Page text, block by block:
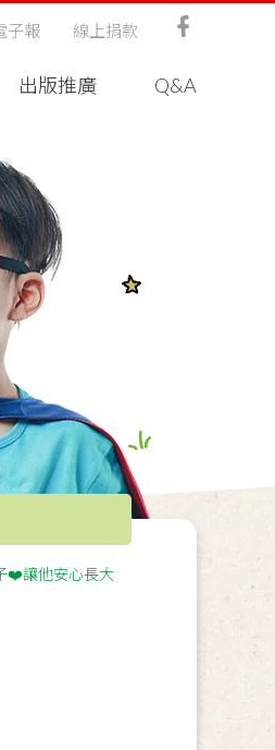
出版推廣 Q&A
子報 線上捐款
❤️讓他安心長大